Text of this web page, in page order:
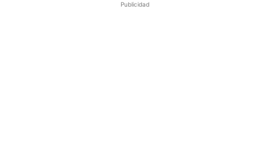
Publicidad